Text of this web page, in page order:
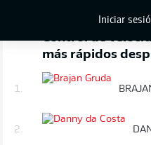
Iniciar
Control de
más rápidos
1.
2.